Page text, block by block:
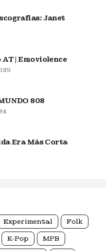
Janet
| Emoviolence
808
Era Más Corta
Experimental Folk
K-Pop MPB